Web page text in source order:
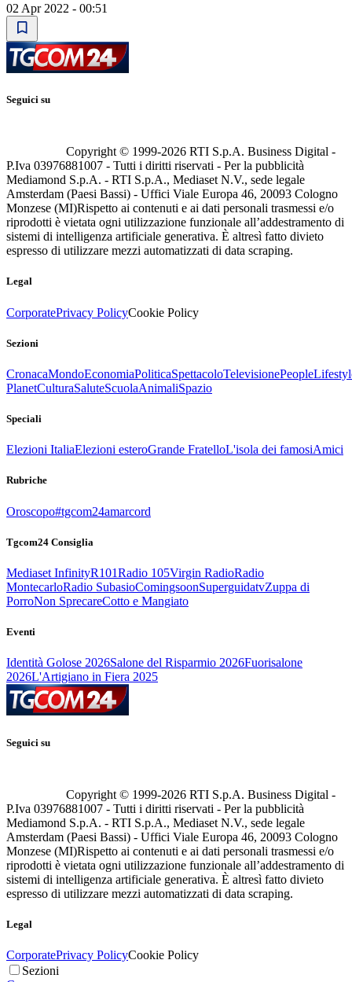
02 Apr 2022 - 00:51
Seguici su
Copyright © 1999-2026 RTI S.p.A. Business Digital -
P.Iva 03976881007 - Tutti i diritti riservati - Per la pubblicità
Mediamond S.p.A. - RTI S.p.A., Mediaset N.V., sede legale
Amsterdam (Paesi Bassi) - Uffici Viale Europa 46, 20093 Cologno
Monzese (MI)Rispetto ai contenuti e ai dati personali trasmessi e/o
riprodotti è vietata ogni utilizzazione funzionale all’addestramento di
sistemi di intelligenza artificiale generativa. È altresì fatto divieto
espresso di utilizzare mezzi automatizzati di data scraping.
Legal
CorporatePrivacy PolicyCookie Policy
Sezioni
CronacaMondoEconomiaPoliticaSpettacoloTelevisionePeople
PlanetCulturaSaluteScuolaAnimaliSpazio
Speciali
Elezioni ItaliaElezioni esteroGrande FratelloL'isola dei famosiAmici
Rubriche
Oroscopo#tgcom24amarcord
Tgcom24 Consiglia
Mediaset InfinityR101Radio 105Virgin RadioRadio
MontecarloRadio SubasioComingsoonSuperguidatvZuppa di
PorroNon SprecareCotto e Mangiato
Eventi
Identità Golose 2026Salone del Risparmio 2026Fuorisalone
2026L'Artigiano in Fiera 2025
Seguici su
Copyright © 1999-2026 RTI S.p.A. Business Digital -
P.Iva 03976881007 - Tutti i diritti riservati - Per la pubblicità
Mediamond S.p.A. - RTI S.p.A., Mediaset N.V., sede legale
Amsterdam (Paesi Bassi) - Uffici Viale Europa 46, 20093 Cologno
Monzese (MI)Rispetto ai contenuti e ai dati personali trasmessi e/o
riprodotti è vietata ogni utilizzazione funzionale all’addestramento di
sistemi di intelligenza artificiale generativa. È altresì fatto divieto
espresso di utilizzare mezzi automatizzati di data scraping.
Legal
CorporatePrivacy PolicyCookie Policy
Sezioni